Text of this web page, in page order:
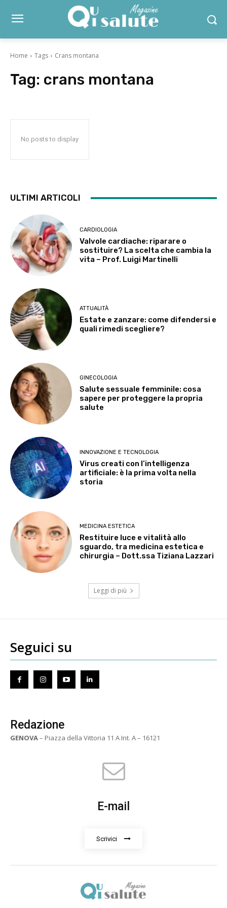
Home Tags Crans montana
Tag: crans montana
No posts to display
ULTIMI ARTICOLI
CARDIOLOGIA
Valvole cardiache: riparare o
sostituire? La scelta che cambia la
vita – Prof. Luigi Martinelli
ATTUALITÀ
Estate e zanzare: come difendersi e
quali rimedi scegliere?
GINECOLOGIA
Salute sessuale femminile: cosa
sapere per proteggere la propria
salute
INNOVAZIONE E TECNOLOGIA
Virus creati con l’intelligenza
artificiale: è la prima volta nella
storia
MEDICINA ESTETICA
Restituire luce e vitalità allo
sguardo, tra medicina estetica e
chirurgia – Dott.ssa Tiziana Lazzari
Leggi di più
Seguici su
Redazione
GENOVA– Piazza della Vittoria 11 A Int. A – 16121
E-mail
Scrivici